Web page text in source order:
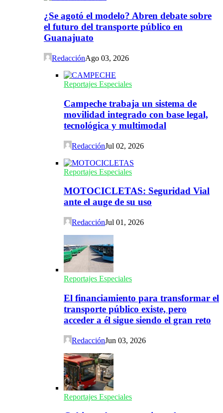
¿Se agotó el modelo? Abren debate sobre
el futuro del transporte público en
Guanajuato
RedacciónAgo 03, 2026
Reportajes Especiales
Campeche trabaja un sistema de
movilidad integrado con base legal,
tecnológica y multimodal
RedacciónJul 02, 2026
Reportajes Especiales
MOTOCICLETAS: Seguridad Vial
ante el auge de su uso
RedacciónJul 01, 2026
Reportajes Especiales
El financiamiento para transformar el
transporte público existe, pero
acceder a él sigue siendo el gran reto
RedacciónJun 03, 2026
Reportajes Especiales